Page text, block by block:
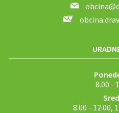
8.00 -
8.00 - 12.00,